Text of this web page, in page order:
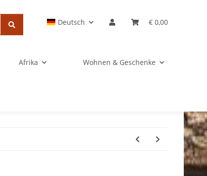
Deutsch € 0,00
Afrika Wohnen & Geschenke